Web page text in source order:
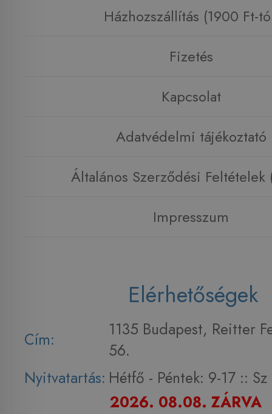
Házhozszállítás (1900 Ft-
Fizetés
Kapcsolat
Adatvédelmi tájékoztató
Általános Szerződési Feltételek
Impresszum
Elérhetőségek
Cím:
1135 Budapest, Reitter
56.
Nyitvatartás: Hétfő - Péntek: 9-17 :: Sz
2026. 08.08. ZÁRVA